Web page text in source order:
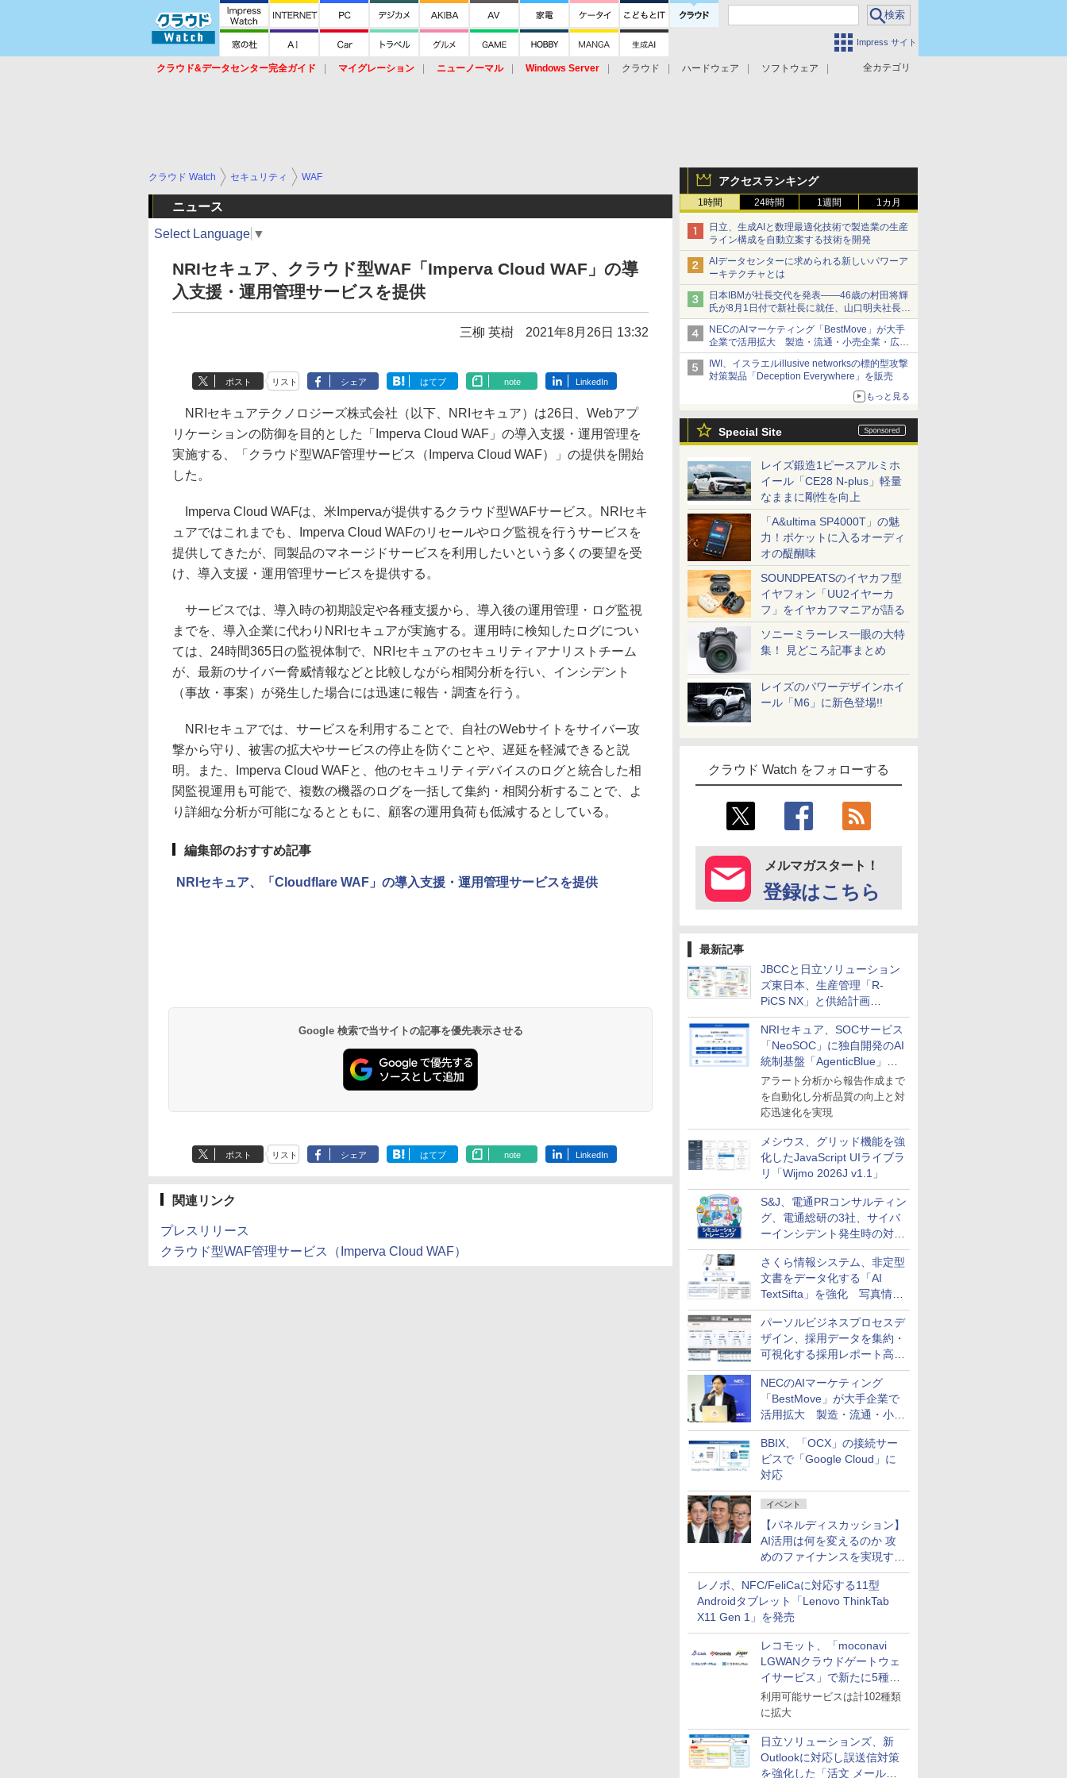
Impress サイト
全カテゴリ
クラウド&データセンター完全ガイド マイグレーション ニューノーマル Windows Server クラウド ハードウェア
ソフトウェア
アクセスランキング
1時間 24時間 1週間 1カ月
日立、生成AIと数理最適化技術で製造業の生産
ライン構成を自動立案する技術を開発
AIデータセンターに求められる新しいパワーア
ーキテクチャとは
日本IBMが社長交代を発表――46歳の村田将輝
氏が8月1日付で新社長に就任、山口明夫社長は
会長へ
NECのAIマーケティング「BestMove」が大手
企業で活用拡大 製造・流通・小売企業・広告
代理店などが実装フェーズへ
IWI、イスラエルillusive networksの標的型攻撃
対策製品「Deception Everywhere」を販売
もっと見る
Special Site
レイズ鍛造1ピースアルミホ
イール「CE28 N-plus」軽量
なままに剛性を向上
「A&ultima SP4000T」の魅
力！ポケットに入るオーディ
オの醍醐味
SOUNDPEATSのイヤカフ型
イヤフォン「UU2イヤーカ
フ」をイヤカフマニアが語る
ソニーミラーレス一眼の大特
集！ 見どころ記事まとめ
レイズのパワーデザインホイ
ール「M6」に新色登場!!
クラウド Watch をフォローする
メルマガスタート！
登録はこちら
最新記事
JBCCと日立ソリューション
ズ東日本、生産管理「R-
PiCS NX」と供給計画
「scSQUARE ISP」の連携サ
ービスを提供開始
NRIセキュア、SOCサービス
「NeoSOC」に独自開発のAI
統制基盤「AgenticBlue」を
導入
アラート分析から報告作成まで
を自動化し分析品質の向上と対
応迅速化を実現
メシウス、グリッド機能を強
化したJavaScript UIライブラ
リ「Wijmo 2026J v1.1」
S&J、電通PRコンサルティン
グ、電通総研の3社、サイバ
ーインシデント発生時の対応
と危機管理広報を一体的に訓
練するプログラムを提供
さくら情報システム、非定型
文書をデータ化する「AI
TextSifta」を強化 写真情報
のデータ化などに対応
パーソルビジネスプロセスデ
ザイン、採用データを集約・
可視化する採用レポート高速
化サービスを提供
NECのAIマーケティング
「BestMove」が大手企業で
活用拡大 製造・流通・小売
企業・広告代理店などが実装
フェーズへ
BBIX、「OCX」の接続サー
ビスで「Google Cloud」に
対応
イベント
【パネルディスカッション】
AI活用は何を変えるのか 攻
めのファイナンスを実現する
業務設計とマインドセット変
革
レノボ、NFC/FeliCaに対応する11型
Androidタブレット「Lenovo ThinkTab
X11 Gen 1」を発売
レコモット、「moconavi
LGWANクラウドゲートウェ
イサービス」で新たに5種類
のサービスと連携開始
利用可能サービスは計102種類
に拡大
日立ソリューションズ、新
Outlookに対応し誤送信対策
を強化した「活文 メール誤
クラウド Watch セキュリティ WAF
ニュース
Select Language ▼
NRIセキュア、クラウド型WAF「Imperva Cloud WAF」の導
入支援・運用管理サービスを提供
三柳 英樹 2021年8月26日 13:32
ポスト リスト シェア はてブ note LinkedIn
NRIセキュアテクノロジーズ株式会社（以下、NRIセキュア）は26日、Webアプ
リケーションの防御を目的とした「Imperva Cloud WAF」の導入支援・運用管理を
実施する、「クラウド型WAF管理サービス（Imperva Cloud WAF）」の提供を開始
した。
Imperva Cloud WAFは、米Impervaが提供するクラウド型WAFサービス。NRIセキ
ュアではこれまでも、Imperva Cloud WAFのリセールやログ監視を行うサービスを
提供してきたが、同製品のマネージドサービスを利用したいという多くの要望を受
け、導入支援・運用管理サービスを提供する。
サービスでは、導入時の初期設定や各種支援から、導入後の運用管理・ログ監視
までを、導入企業に代わりNRIセキュアが実施する。運用時に検知したログについ
ては、24時間365日の監視体制で、NRIセキュアのセキュリティアナリストチーム
が、最新のサイバー脅威情報などと比較しながら相関分析を行い、インシデント
（事故・事案）が発生した場合には迅速に報告・調査を行う。
NRIセキュアでは、サービスを利用することで、自社のWebサイトをサイバー攻
撃から守り、被害の拡大やサービスの停止を防ぐことや、遅延を軽減できると説
明。また、Imperva Cloud WAFと、他のセキュリティデバイスのログと統合した相
関監視運用も可能で、複数の機器のログを一括して集約・相関分析することで、よ
り詳細な分析が可能になるとともに、顧客の運用負荷も低減するとしている。
編集部のおすすめ記事
NRIセキュア、「Cloudflare WAF」の導入支援・運用管理サービスを提供
Google 検索で当サイトの記事を優先表示させる
ポスト リスト シェア はてブ note LinkedIn
関連リンク
プレスリリース
クラウド型WAF管理サービス（Imperva Cloud WAF）